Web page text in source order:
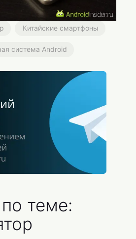
Китайские смартфоны
система Android
теме: